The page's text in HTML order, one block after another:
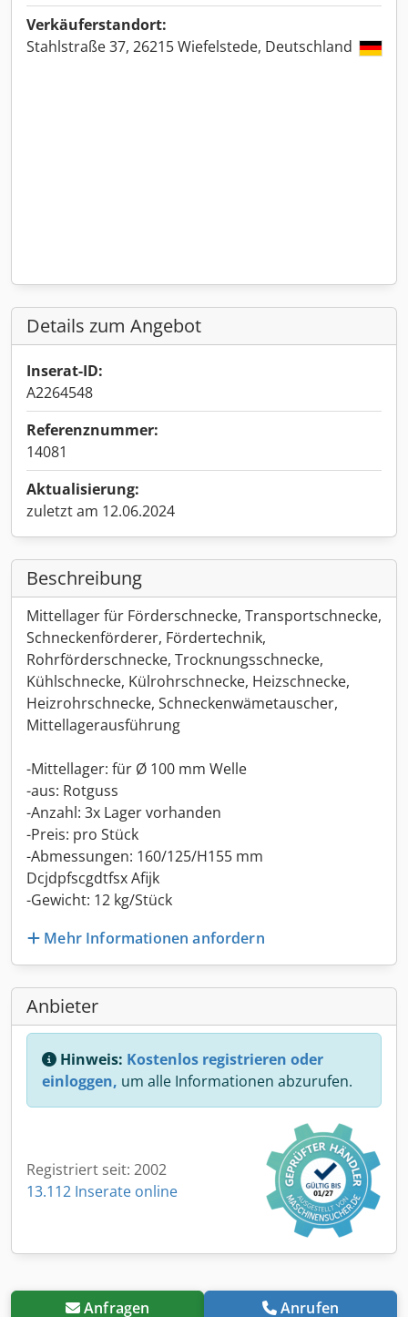
Verkäuferstandort:
Stahlstraße 37, 26215 Wiefelstede, Deutschland
Details zum Angebot
Inserat-ID:
A2264548
Referenznummer:
14081
Aktualisierung:
zuletzt am 12.06.2024
Beschreibung
Mittellager für Förderschnecke, Transportschnecke,
Schneckenförderer, Fördertechnik,
Rohrförderschnecke, Trocknungsschnecke,
Kühlschnecke, Külrohrschnecke, Heizschnecke,
Heizrohrschnecke, Schneckenwämetauscher,
Mittellagerausführung
-Mittellager: für Ø 100 mm Welle
-aus: Rotguss
-Anzahl: 3x Lager vorhanden
-Preis: pro Stück
-Abmessungen: 160/125/H155 mm
Dcjdpfscgdtfsx Afijk
-Gewicht: 12 kg/Stück
Mehr Informationen anfordern
Anbieter
Hinweis: Kostenlos registrieren oder
einloggen, um alle Informationen abzurufen.
Registriert seit: 2002
13.112 Inserate online
Anfragen Anrufen